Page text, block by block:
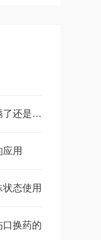
FST镊子变色了，生锈了还是不小心染上颜色了？
用
态使用
口换药的